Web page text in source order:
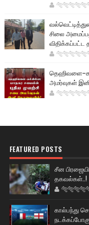
சிலை
அமர்வுகள்
FEATURED POSTS
சீன
தகவல்கள்..!
கால்பந்து